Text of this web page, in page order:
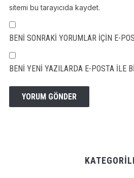
sitemi bu tarayıcıda kaydet.
BENI SONRAKI YORUMLAR IÇIN E-
BENI YENI YAZILARDA E-POSTA ILE